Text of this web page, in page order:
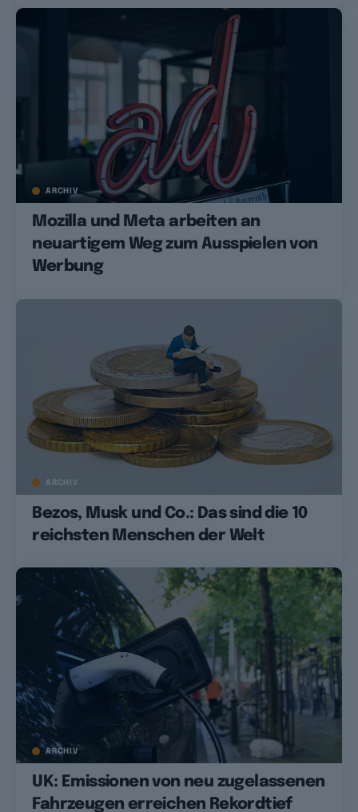
ARCHIV
Mozilla und Meta arbeiten an
neuartigem Weg zum Ausspielen von
Werbung
ARCHIV
Bezos, Musk und Co.: Das sind die 10
reichsten Menschen der Welt
ARCHIV
UK: Emissionen von neu zugelassenen
Fahrzeugen erreichen Rekordtief